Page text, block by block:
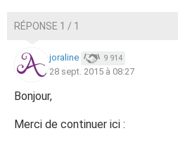
RÉPONSE 1 / 1
joraline 9 914
28 sept. 2015 à 08:27
Bonjour,
Merci de continuer ici :